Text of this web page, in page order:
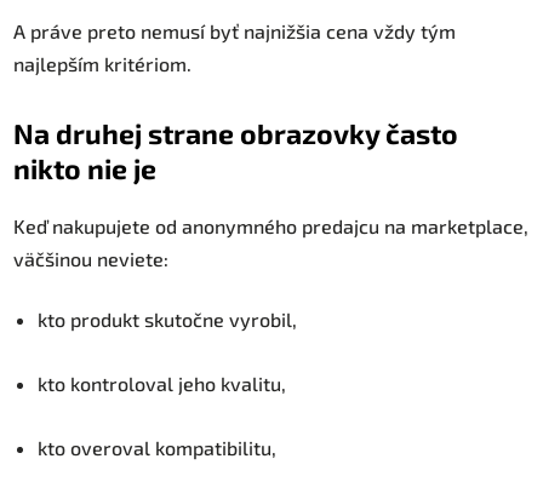
A práve preto nemusí byť najnižšia cena vždy tým
najlepším kritériom.
Na druhej strane obrazovky často
nikto nie je
Keď nakupujete od anonymného predajcu na marketplace,
väčšinou neviete:
kto produkt skutočne vyrobil,
kto kontroloval jeho kvalitu,
kto overoval kompatibilitu,